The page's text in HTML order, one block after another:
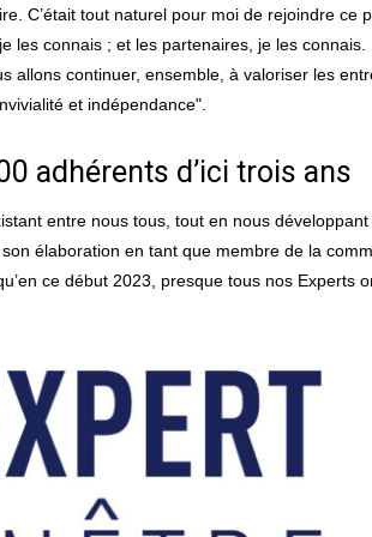
C’était tout naturel pour moi de rejoindre ce
connais ; et les partenaires, je les
continuer, ensemble, à valoriser les
et indépendance".
adhérents d’ici trois ans
entre nous tous, tout en nous
élaboration en tant que membre de la
ce début 2023, presque tous nos Experts